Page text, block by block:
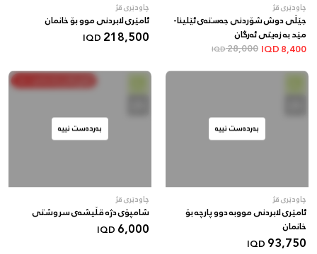
چاودێری قژ
جێڵی دوش شۆردنی جەستەی ئێلینا-
مێد بە زەیتی ئەرگان
8,400
28,000
IQD
چاودێری قژ
ئامێری لابردنی موو بۆ خانمان
218,500
IQD
بەردەست نییە
چاودێری قژ
ئامێری لابردنی مووبە دوو پارچە بۆ
خانمان
93,750
IQD
بەردەست نییە
چاودێری قژ
شامپۆی دژە قڵیشەی سروشتی
6,000
IQD